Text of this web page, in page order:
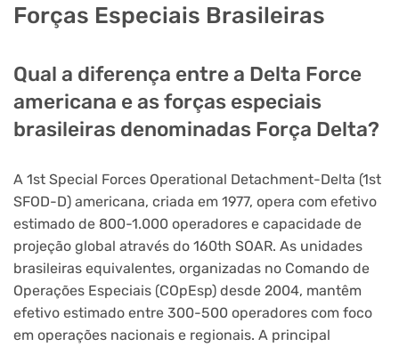
Forças Especiais Brasileiras
Qual a diferença entre a Delta Force
americana e as forças especiais
brasileiras denominadas Força Delta?
A 1st Special Forces Operational Detachment-Delta (1st
SFOD-D) americana, criada em 1977, opera com efetivo
estimado de 800-1.000 operadores e capacidade de
projeção global através do 160th SOAR. As unidades
brasileiras equivalentes, organizadas no Comando de
Operações Especiais (COpEsp) desde 2004, mantêm
efetivo estimado entre 300-500 operadores com foco
em operações nacionais e regionais. A principal